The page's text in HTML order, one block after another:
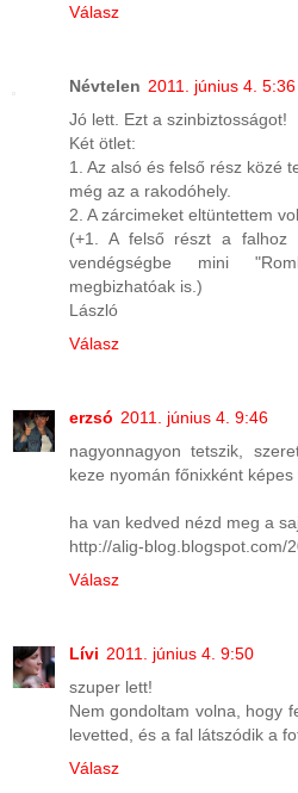
Válasz
Névtelen 2011. június 4. 5:36
Jó lett. Ezt a szinbiztosságot!
Két ötlet:
1. Az alsó és felső rész közé
még az a rakodóhely.
2. A zárcimeket eltüntettem
(+1. A felső részt a falhoz
vendégségbe mini
megbizhatóak is.)
László
Válasz
erzsó 2011. június 4. 9:46
nagyonnagyon tetszik,
keze nyomán főnixként
ha van kedved nézd meg a
http://alig-blog.blogspot.com/
Válasz
Lívi 2011. június 4. 9:50
szuper lett!
Nem gondoltam volna, hogy
levetted, és a fal látszódik a
Válasz